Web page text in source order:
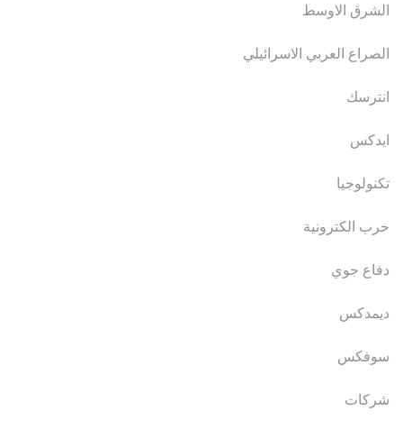
الشرق الاوسط
الصراع العربي الاسرائيلي
انترسك
ايدكس
تكنولوجيا
حرب الكترونية
دفاع جوي
ديمدكس
سوفكس
شركات